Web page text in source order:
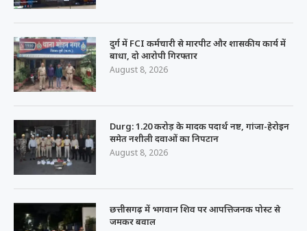
दुर्ग में FCI कर्मचारी से मारपीट और शासकीय कार्य में
बाधा, दो आरोपी गिरफ्तार
August 8, 2026
Durg: 1.20 करोड़ के मादक पदार्थ नष्ट, गांजा-हेरोइन
समेत नशीली दवाओं का निपटान
August 8, 2026
छत्तीसगढ़ में भगवान शिव पर आपत्तिजनक पोस्ट से
जमकर बवाल